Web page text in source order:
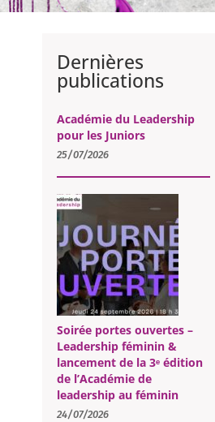
Dernières
publications
Académie du Leadership
pour les Juniors
25/07/2026
Soirée portes ouvertes –
Leadership féminin &
lancement de la 3ᵉ édition
de l’Académie de
leadership au féminin
24/07/2026